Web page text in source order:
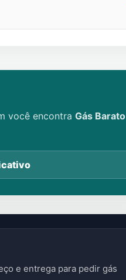
você encontra Gás Barato
e entrega para pedir gás